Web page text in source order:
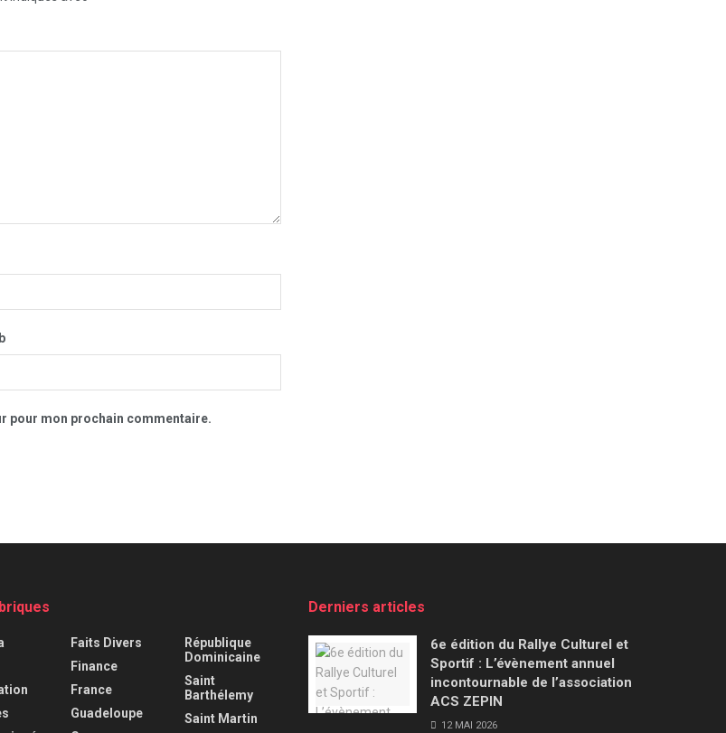
pour mon prochain commentaire.
Faits Divers
Finance
France
Guadeloupe
République
Dominicaine
Saint
Barthélemy
Saint Martin
Derniers articles
6e édition du Rallye Culturel et
Sportif : L’évènement annuel
incontournable de l’association
ACS ZEPIN
12 MAI 2026